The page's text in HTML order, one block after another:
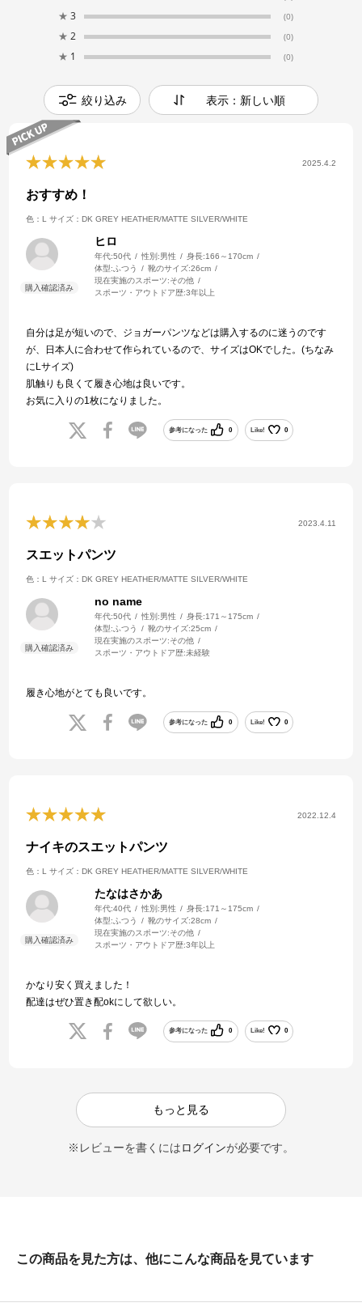
★ 3 (0)
★ 2 (0)
★ 1 (0)
絞り込み 表示：新しい順
2025.4.2
おすすめ！
色：L サイズ：DK GREY HEATHER/MATTE SILVER/WHITE
ヒロ
年代:50代 性別:男性 身長:166～170cm
体型:ふつう 靴のサイズ:26cm
現在実施のスポーツ:その他
スポーツ・アウトドア歴:3年以上
自分は足が短いので、ジョガーパンツなどは購入するのに迷うのです
が、日本人に合わせて作られているので、サイズはOKでした。(ちなみ
にLサイズ)
肌触りも良くて履き心地は良いです。
お気に入りの1枚になりました。
参考になった 0 Like! 0
2023.4.11
スエットパンツ
色：L サイズ：DK GREY HEATHER/MATTE SILVER/WHITE
no name
年代:50代 性別:男性 身長:171～175cm
体型:ふつう 靴のサイズ:25cm
現在実施のスポーツ:その他
スポーツ・アウトドア歴:未経験
履き心地がとても良いです。
参考になった 0 Like! 0
2022.12.4
ナイキのスエットパンツ
色：L サイズ：DK GREY HEATHER/MATTE SILVER/WHITE
たなはさかあ
年代:40代 性別:男性 身長:171～175cm
体型: ふつう 靴のサイズ:28cm
現在実施のスポーツ:その他
スポーツ・アウトドア歴:3年以上
かなり安く買えました！
配達はぜひ置き配okにして欲しい。
参考になった 0 Like! 0
もっと見る
※レビューを書くにはログインが必要です。
この商品を見た方は、他にこんな商品を見ています